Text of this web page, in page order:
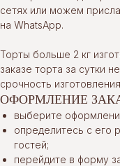
сетях или можем
на WhatsApp.
Торты больше 2 кг
заказе торта за сутки
срочность
ОФОРМЛЕНИЕ
выберите
определитесь с его
гостей;
перейдите в форму